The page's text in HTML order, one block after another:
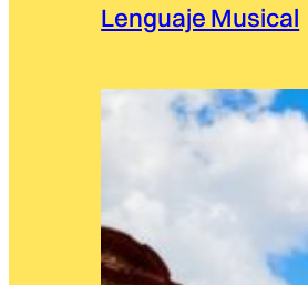
Lenguaje Musical